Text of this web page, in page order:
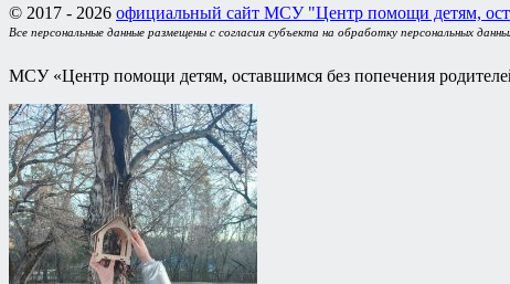
© 2017 - 2026 официальный сайт МСУ "Центр помощи детям,
Все персональные данные размещены с согласия субъекта на обработку персональных
МСУ «Центр помощи детям, оставшимся без попечения